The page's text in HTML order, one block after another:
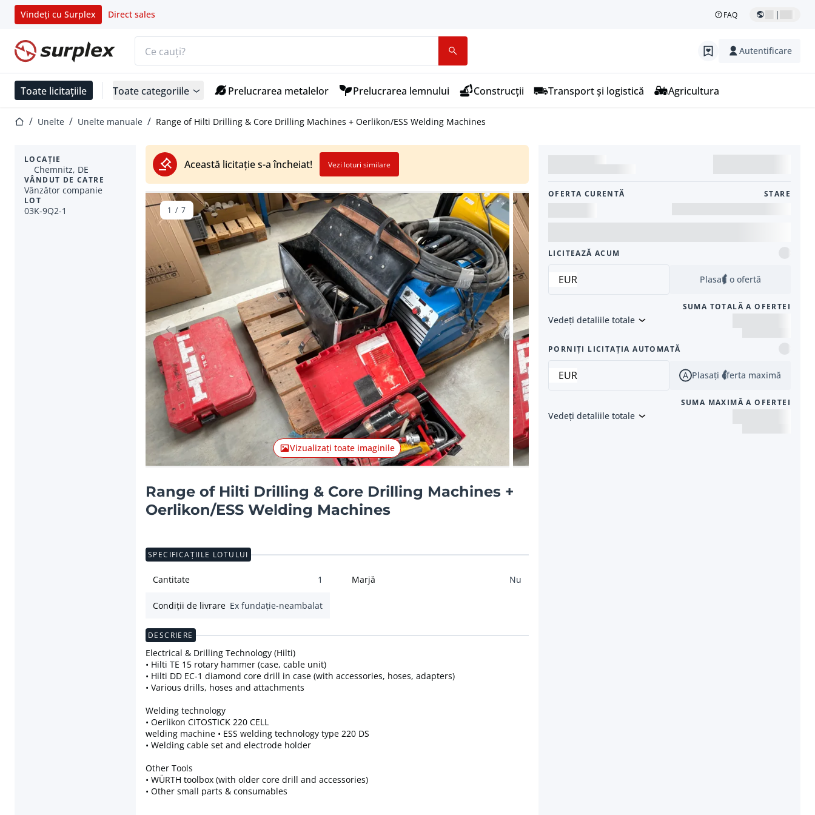
Vindeți cu Surplex Direct sales FAQ |
Pagina de start Autentificare
Toate licitațiile Toate categoriile Prelucrarea metalelor Prelucrarea lemnului Construcții Transport și logistică Agricultura
Pagina de start
Unelte Unelte manuale Range of Hilti Drilling & Core Drilling Machines + Oerlikon/ESS Welding Machines
Această licitație s-a încheiat! Vezi loturi similare
LOCAȚIE
Chemnitz, DE
VÂNDUT DE CATRE
Vânzător companie
LOT
03K-9Q2-1
Articolul anterior Articolul următor
Vizualizați toate imaginile
1 / 7
Range of Hilti Drilling & Core Drilling Machines +
Oerlikon/ESS Welding Machines
OFERTA CURENTĂ STARE
LICITEAZĂ ACUM
EUR Plasați o ofertă
SUMA TOTALĂ A OFERTEI
Vedeți detaliile totale
PORNIȚI LICITAȚIA AUTOMATĂ
EUR Plasați oferta maximă
SUMA MAXIMĂ A OFERTEI
Vedeți detaliile totale
SPECIFICAȚIILE LOTULUI
Cantitate 1 Marjă Nu
Condiții de livrare Ex fundație-neambalat
DESCRIERE
Electrical & Drilling Technology (Hilti)
• Hilti TE 15 rotary hammer (case, cable unit)
• Hilti DD EC-1 diamond core drill in case (with accessories, hoses, adapters)
• Various drills, hoses and attachments
Welding technology
• Oerlikon CITOSTICK 220 CELL
welding machine • ESS welding technology type 220 DS
• Welding cable set and electrode holder
Other Tools
• WÜRTH toolbox (with older core drill and accessories)
• Other small parts & consumables